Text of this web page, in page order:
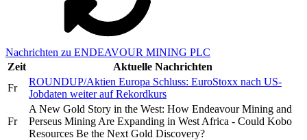
Nachrichten zu ENDEAVOUR MINING PLC
Zeit
Aktuelle Nachrichten
Fr
ROUNDUP/Aktien Europa Schluss: EuroStoxx nach US-
Jobdaten weiter auf Rekordkurs
Fr
A New Gold Story in the West: How Endeavour Mining and
Perseus Mining Are Expanding in West Africa - Could Kobo
Resources Be the Next Gold Discovery?